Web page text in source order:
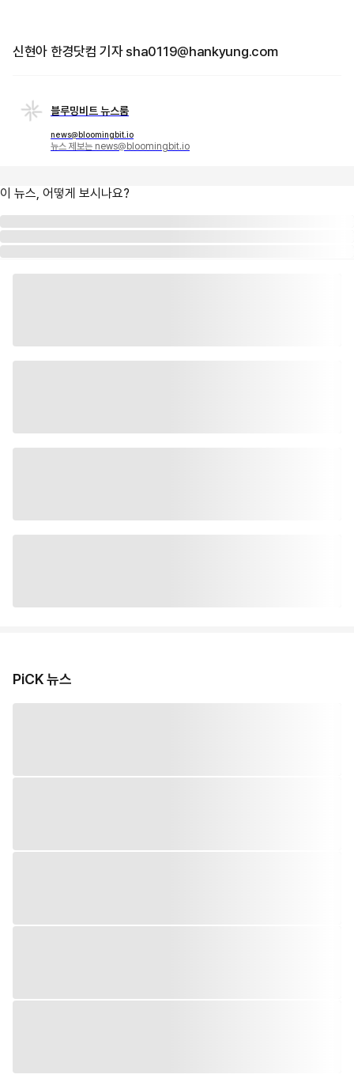
신현아 한경닷컴 기자 sha0119@hankyung.com
블루밍비트 뉴스룸
news@bloomingbit.io
뉴스 제보는 news@bloomingbit.io
이 뉴스, 어떻게 보시나요?
PiCK 뉴스